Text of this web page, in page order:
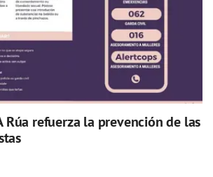
Rúa refuerza la prevención de las